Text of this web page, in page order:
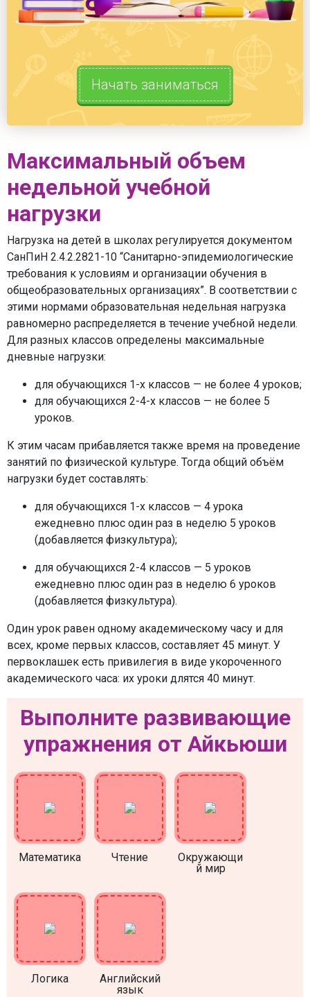
Начать заниматься
Максимальный объем
недельной учебной
нагрузки
Нагрузка на детей в школах регулируется документом
СанПиН 2.4.2.2821-10 “Санитарно-эпидемиологические
требования к условиям и организации обучения в
общеобразовательных организациях”. В соответствии с
этими нормами образовательная недельная нагрузка
равномерно распределяется в течение учебной недели.
Для разных классов определены максимальные
дневные нагрузки:
для обучающихся 1-х классов — не более 4 уроков;
для обучающихся 2-4-х классов — не более 5
уроков.
К этим часам прибавляется также время на проведение
занятий по физической культуре. Тогда общий объём
нагрузки будет составлять:
для обучающихся 1-х классов — 4 урока
ежедневно плюс один раз в неделю 5 уроков
(добавляется физкультура);
для обучающихся 2-4 классов — 5 уроков
ежедневно плюс один раз в неделю 6 уроков
(добавляется физкультура).
Один урок равен одному академическому часу и для
всех, кроме первых классов, составляет 45 минут. У
первоклашек есть привилегия в виде укороченного
академического часа: их уроки длятся 40 минут.
Выполните развивающие
упражнения от Айкьюши
Математика Чтение
Окружающи
й мир
Логика
Английский
язык